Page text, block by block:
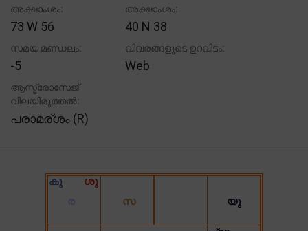
അക്ഷാംശം:
73 W 56
അക്ഷാംശം:
40 N 38
സമയ മണ്ഡലം:
-5
വിവരങ്ങളുടെ ഉറവിടം:
Web
ആസ്ട്രോസേജ്
വിലയിരുത്തൽ:
പരാമര്ശം (R)